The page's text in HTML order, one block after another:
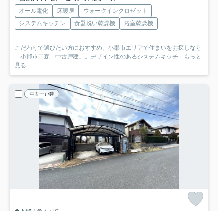
オール電化 床暖房
ウォークインクロゼット
システムキッチン
食器洗い乾燥機 浴室乾燥機
こだわりで選びたい方におすすめ。小郡市エリアで住まいをお探しなら
「小郡市二森 中古戸建」。デザイン性のあるシステムキッチ... もっと
見る
中古一戸建